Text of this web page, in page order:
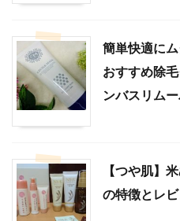
簡単快適に
おすすめ除
ンバスリムー
【つや肌】
の特徴とレ